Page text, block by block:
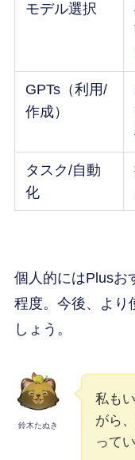
モデル選択
GPTs（利用/
作成）
タスク/自動
化
個人的にはPlusお
程度。今後、より
しょう。
鈴木たぬき
私も
がら
って